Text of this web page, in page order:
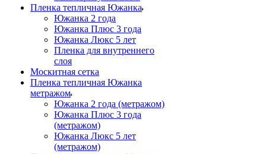
Пленка тепличная Южанка
Южанка 2 года
Южанка Плюс 3 года
Южанка Люкс 5 лет
Пленка для внутреннего
слоя
Москитная сетка
Пленка тепличная Южанка
метражом
Южанка 2 года (метражом)
Южанка Плюс 3 года
(метражом)
Южанка Люкс 5 лет
(метражом)